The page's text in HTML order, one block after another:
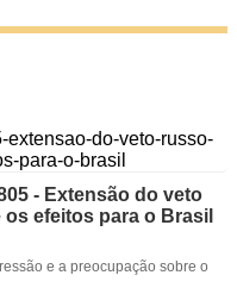
- Extensão do veto
efeitos para o Brasil
e a preocupação sobre o